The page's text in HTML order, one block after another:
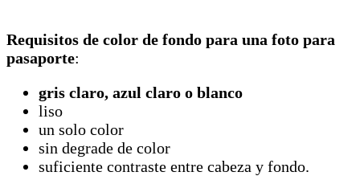
Requisitos de color de fondo para una foto para
pasaporte:
gris claro, azul claro o blanco
liso
un solo color
sin degrade de color
suficiente contraste entre cabeza y fondo.